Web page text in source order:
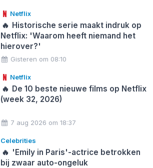
Netflix
🔥 Historische serie maakt indruk op
Netflix: 'Waarom heeft niemand het
hierover?'
Gisteren om 08:10
Netflix
🔥 De 10 beste nieuwe films op Netflix
(week 32, 2026)
7 aug 2026 om 18:37
Celebrities
🔥 'Emily in Paris'-actrice betrokken
bij zwaar auto-ongeluk